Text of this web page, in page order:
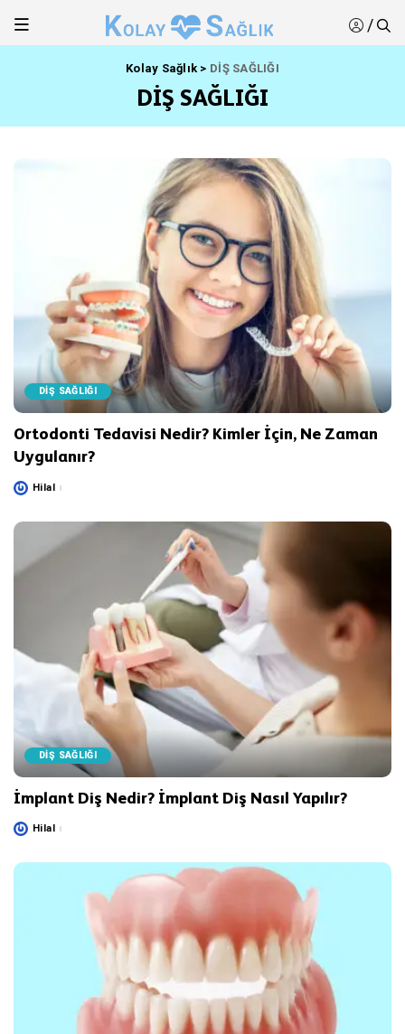
/
Kolay Sağlık> DİŞ SAĞLIĞI
DİŞ SAĞLIĞI
DİŞ SAĞLIĞI
Ortodonti Tedavisi Nedir? Kimler İçin, Ne Zaman
Uygulanır?
Posted
Hilal
DİŞ SAĞLIĞI
İmplant Diş Nedir? İmplant Diş Nasıl Yapılır?
Posted
Hilal